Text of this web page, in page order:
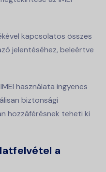
kapcsolatos összes
jelentéséhez, beleértve
használata ingyenes
biztonsági
hozzáférésnek teheti ki
a